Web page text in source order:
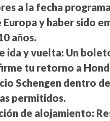
a la fecha
Europa y haber sido
años.
ida y vuelta: Un
tu retorno a
Schengen dentro
permitidos.
de alojamiento: